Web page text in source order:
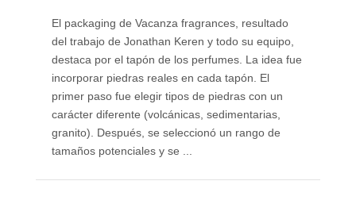
El packaging de Vacanza fragrances, resultado
del trabajo de Jonathan Keren y todo su equipo,
destaca por el tapón de los perfumes. La idea fue
incorporar piedras reales en cada tapón. El
primer paso fue elegir tipos de piedras con un
carácter diferente (volcánicas, sedimentarias,
granito). Después, se seleccionó un rango de
tamaños potenciales y se ...